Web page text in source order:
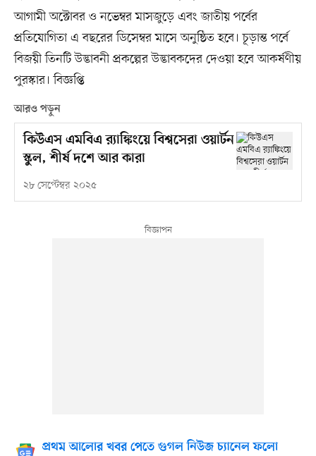
আগামী অক্টোবর ও নভেম্বর মাসজুড়ে এবং জাতীয় পর্বের
প্রতিযোগিতা এ বছরের ডিসেম্বর মাসে অনুষ্ঠিত হবে। চূড়ান্ত পর্বে
বিজয়ী তিনটি উদ্ভাবনী প্রকল্পের উদ্ভাবকদের দেওয়া হবে আকর্ষণীয়
পুরস্কার। বিজ্ঞপ্তি
আরও পড়ুন
কিউএস এমবিএ র‌্যাঙ্কিংয়ে বিশ্বসেরা ওয়ার্টন
স্কুল, শীর্ষ দশে আর কারা
২৮ সেপ্টেম্বর ২০২৫
প্রথম আলোর খবর পেতে গুগল নিউজ চ্যানেল ফলো